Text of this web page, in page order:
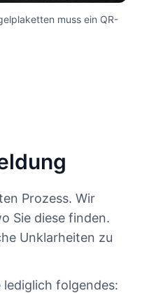
muss ein QR-
Prozess. Wir
Sie diese finden.
Unklarheiten zu
folgendes: